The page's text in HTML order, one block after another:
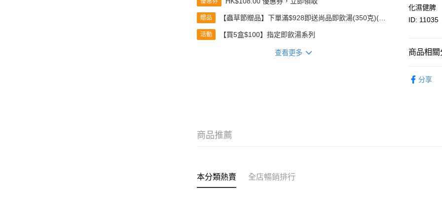
贈品
【蟲草節贈品】下單滿$928即送尚品即飲湯(350克)(款
活動 【買5盒$100】指定即飲湯系列
查看更多
相關說明
轉數快識
收到付款
順豐智能
每筆
化濕健脾
ID: 11035
商品相關
分享
商品推薦
本分類熱賣 全店暢銷排行